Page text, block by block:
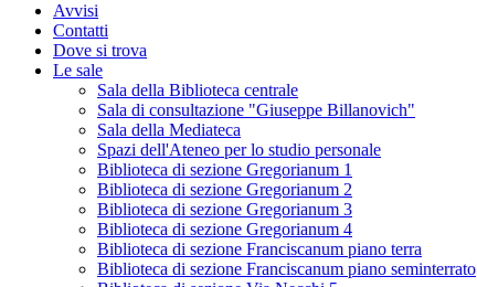
Avvisi
Contatti
Dove si trova
Le sale
Sala della Biblioteca centrale
Sala di consultazione "Giuseppe Billanovich"
Sala della Mediateca
Spazi dell'Ateneo per lo studio personale
Biblioteca di sezione Gregorianum 1
Biblioteca di sezione Gregorianum 2
Biblioteca di sezione Gregorianum 3
Biblioteca di sezione Gregorianum 4
Biblioteca di sezione Franciscanum piano terra
Biblioteca di sezione Franciscanum piano seminterrato